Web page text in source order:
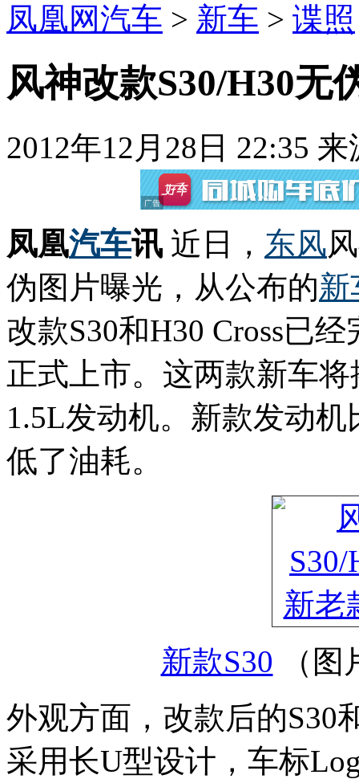
凤凰网汽车 > 新车 > 谍照
风神改款S30/H30无
2012年12月28日 22:35 来
凤凰汽车讯 近日， 东风
伪图片曝光，从公布的新
改款S30和H30 Cross已
正式上市。这两款新车
1.5L发动机。新款发动
低了油耗。
新款S30 （图
外观方面，改款后的S30
采用长U型设计，车标